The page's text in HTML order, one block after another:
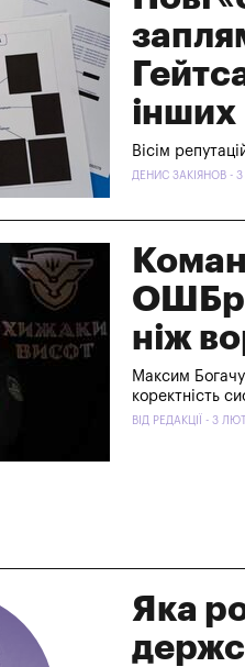
інших
Вісім
ДЕНИС ЗАКІЯНОВ -
ОШБр:
ніж
Максим
коректність
ВІД РЕДАКЦІЇ - 3
Яка